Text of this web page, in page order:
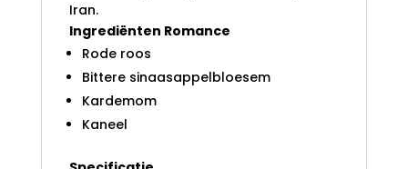
Iran.
Ingrediënten Romance
Rode roos
Bittere sinaasappelbloesem
Kardemom
Kaneel